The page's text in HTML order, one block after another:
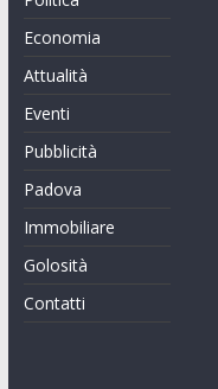
Economia
Attualità
Eventi
Pubblicità
Padova
Immobiliare
Golosità
Contatti